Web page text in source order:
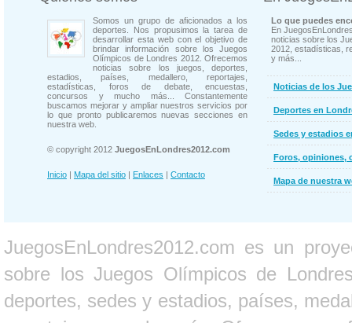
Somos un grupo de aficionados a los
deportes. Nos propusimos la tarea de
desarrollar esta web con el objetivo de
brindar información sobre los Juegos
Olímpicos de Londres 2012. Ofrecemos
noticias sobre los juegos, deportes,
estadios, países, medallero, reportajes,
estadísticas, foros de debate, encuestas,
concursos y mucho más... Constantemente
buscamos mejorar y ampliar nuestros servicios por
lo que pronto publicaremos nuevas secciones en
nuestra web.
© copyright 2012 JuegosEnLondres2012.com
Inicio | Mapa del sitio | Enlaces | Contacto
Lo que puedes
En
noticias sobre los
2012, estadísticas,
y más...
Noticias de los
Deportes en
Sedes y estadios
Foros, opiniones,
Mapa de nuestra
JuegosEnLondres2012.com es un
sobre los Juegos Olímpicos de
deportes, sedes y estadios, países,